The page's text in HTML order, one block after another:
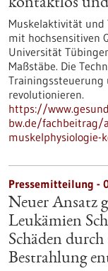
kontaktlos
Muskelaktivität und
mit hochsensitiven
Universität
Maßstäbe. Die
Trainingssteuerung
revolutionieren.
https://
bw.de/fachbeitrag/
muskelphysiologie-
Pressemitteilung -
Neuer Ansatz
Leukämien
Schäden
Bestrahlung